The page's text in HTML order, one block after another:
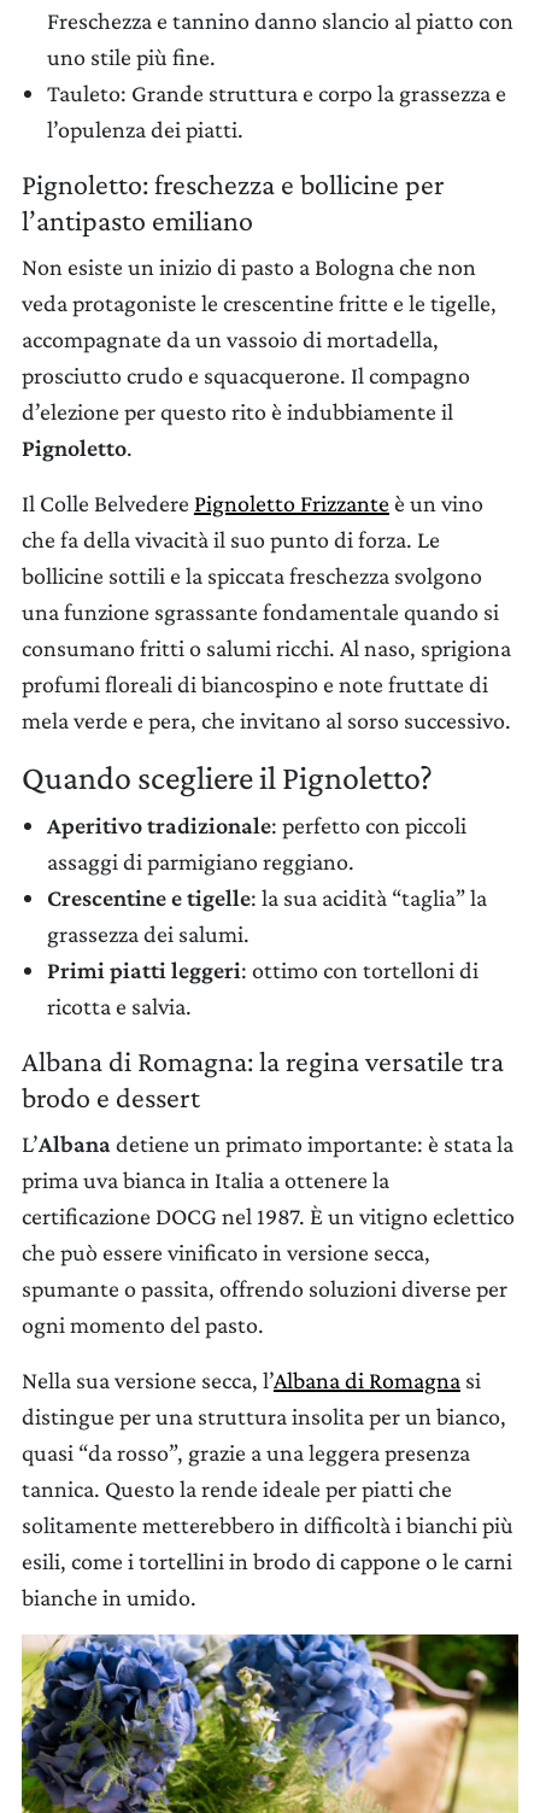
Freschezza e tannino danno slancio al piatto con
uno stile più fine.
Tauleto: Grande struttura e corpo la grassezza e
l’opulenza dei piatti.
Pignoletto: freschezza e bollicine per
l’antipasto emiliano
Non esiste un inizio di pasto a Bologna che non
veda protagoniste le crescentine fritte e le tigelle,
accompagnate da un vassoio di mortadella,
prosciutto crudo e squacquerone. Il compagno
d’elezione per questo rito è indubbiamente il
Pignoletto.
Il Colle Belvedere Pignoletto Frizzante è un vino
che fa della vivacità il suo punto di forza. Le
bollicine sottili e la spiccata freschezza svolgono
una funzione sgrassante fondamentale quando si
consumano fritti o salumi ricchi. Al naso, sprigiona
profumi floreali di biancospino e note fruttate di
mela verde e pera, che invitano al sorso successivo.
Quando scegliere il Pignoletto?
Aperitivo tradizionale: perfetto con piccoli
assaggi di parmigiano reggiano.
Crescentine e tigelle: la sua acidità “taglia” la
grassezza dei salumi.
Primi piatti leggeri: ottimo con tortelloni di
ricotta e salvia.
Albana di Romagna: la regina versatile tra
brodo e dessert
L’Albanadetiene un primato importante: è stata la
prima uva bianca in Italia a ottenere la
certificazione DOCG nel 1987. È un vitigno eclettico
che può essere vinificato in versione secca,
spumante o passita, offrendo soluzioni diverse per
ogni momento del pasto.
Nella sua versione secca, l’Albana di Romagna si
distingue per una struttura insolita per un bianco,
quasi “da rosso”, grazie a una leggera presenza
tannica. Questo la rende ideale per piatti che
solitamente metterebbero in difficoltà i bianchi più
esili, come i tortellini in brodo di cappone o le carni
bianche in umido.